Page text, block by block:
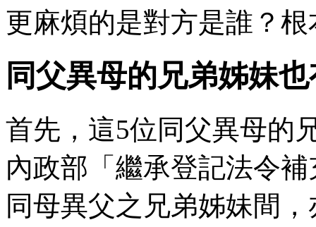
更麻煩的是對方是誰？
同父異母的兄弟姊妹
首先，這5位同父異母的
內政部「繼承登記法令
同母異父之兄弟姊妹間